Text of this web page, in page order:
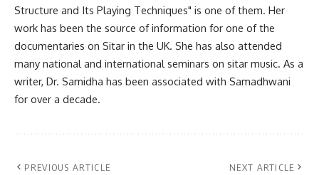
Structure and Its Playing Techniques" is one of them. Her
work has been the source of information for one of the
documentaries on Sitar in the UK. She has also attended
many national and international seminars on sitar music. As a
writer, Dr. Samidha has been associated with Samadhwani
for over a decade.
PREVIOUS ARTICLE NEXT ARTICLE